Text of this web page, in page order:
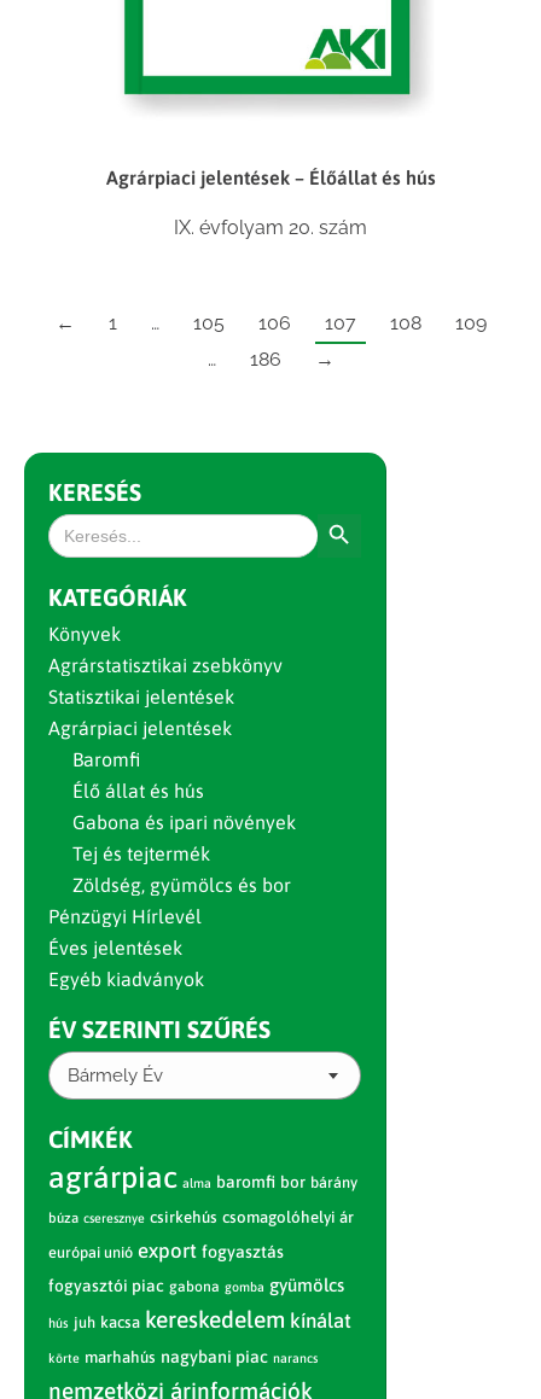
Agrárpiaci jelentések – Élőállat és hús
IX. évfolyam 20. szám
← 1 … 105 106 107 108
109
…
186 →
KERESÉS
Search
for:
KATEGÓRIÁK
Könyvek
Agrárstatisztikai zsebkönyv
Statisztikai jelentések
Agrárpiaci jelentések
Baromfi
Élő állat és hús
Gabona és ipari növények
Tej és tejtermék
Zöldség, gyümölcs és bor
Pénzügyi Hírlevél
Éves jelentések
Egyéb kiadványok
ÉV SZERINTI SZŰRÉS
Bármely Év
CÍMKÉK
agrárpiac alma baromfi bor bárány
búza cseresznye csirkehús csomagolóhelyi ár
európai unió export fogyasztás
fogyasztói piac gabona gomba gyümölcs
hús juh kacsa kereskedelem kínálat
körte marhahús nagybani piac narancs
nemzetközi árinformációk